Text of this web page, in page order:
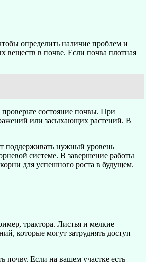
определить наличие проблем и
веществ в почве. Если почва плотная
состояние почвы. При
или засыхающих растений. В
поддерживать нужный уровень
системе. В завершение работы
для успешного роста в будущем.
трактора. Листья и мелкие
которые могут затруднять доступ
почву. Если на вашем участке есть